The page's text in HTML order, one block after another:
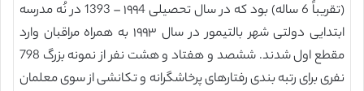
(تقریباً 6 ساله) بود که در سال تحصیلی ۱۹۹4 – 1393 در نُه مدرسه
ابتدایی دولتی شهر بالتیمور در سال ۱۹۹۳ به همراه مراقبان وارد
مقطع اول شدند. ششصد و هفتاد و هشت نفر از نمونه بزرگ 798
نفری برای رتبه بندی رفتارهای پرخاشگرانه و تکانشی از سوی معلمان